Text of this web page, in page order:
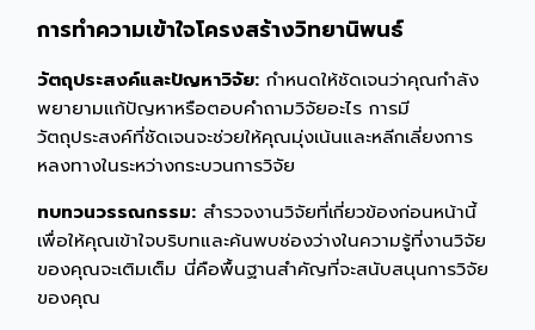
การทำความเข้าใจโครงสร้างวิทยานิพนธ์
วัตถุประสงค์และปัญหาวิจัย: กำหนดให้ชัดเจนว่าคุณกำลัง
พยายามแก้ปัญหาหรือตอบคำถามวิจัยอะไร การมี
วัตถุประสงค์ที่ชัดเจนจะช่วยให้คุณมุ่งเน้นและหลีกเลี่ยงการ
หลงทางในระหว่างกระบวนการวิจัย
ทบทวนวรรณกรรม: สำรวจงานวิจัยที่เกี่ยวข้องก่อนหน้านี้
เพื่อให้คุณเข้าใจบริบทและค้นพบช่องว่างในความรู้ที่งานวิจัย
ของคุณจะเติมเต็ม นี่คือพื้นฐานสำคัญที่จะสนับสนุนการวิจัย
ของคุณ